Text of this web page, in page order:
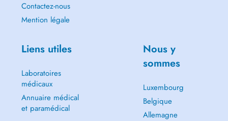
Contactez-nous
Mention légale
Liens utiles
Laboratoires
médicaux
Annuaire médical
et paramédical
Nous y
sommes
Luxembourg
Belgique
Allemagne